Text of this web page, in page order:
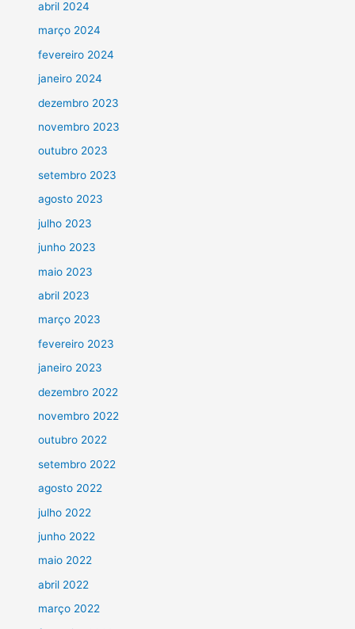
abril 2024
março 2024
fevereiro 2024
janeiro 2024
dezembro 2023
novembro 2023
outubro 2023
setembro 2023
agosto 2023
julho 2023
junho 2023
maio 2023
abril 2023
março 2023
fevereiro 2023
janeiro 2023
dezembro 2022
novembro 2022
outubro 2022
setembro 2022
agosto 2022
julho 2022
junho 2022
maio 2022
abril 2022
março 2022